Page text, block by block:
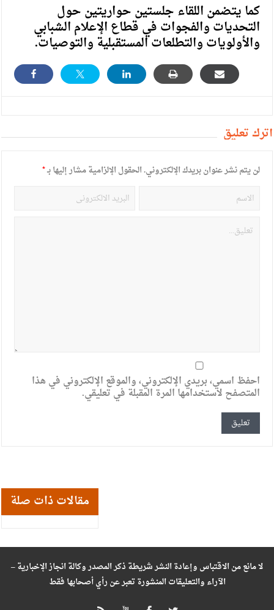
كما يتضمن اللقاء جلستين حواريتين حول
التحديات والفجوات في قطاع الإعلام الشبابي
والأولويات والتطلعات المستقبلية والتوصيات.
أترك تعليق
لن يتم نشر عنوان بريدك الإلكتروني.الحقول الإلزامية مشار إليها بـ*
احفظ اسمي، بريدي الإلكتروني، والموقع الإلكتروني في هذا
المتصفح لاستخدامها المرة المقبلة في تعليقي.
مقالات ذات صلة
لا مانع من الاقتباس وإعادة النشر شريطة ذكر المصدر وكالة انجاز الإخبارية –
الآراء والتعليقات المنشورة تعبر عن رأي أصحابها فقط